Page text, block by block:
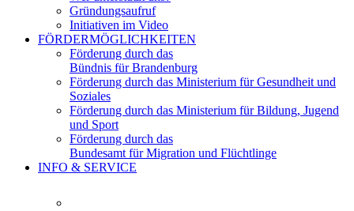
Gründungsaufruf
Initiativen im Video
FÖRDERMÖGLICHKEITEN
Förderung durch das
Bündnis für Brandenburg
Förderung durch das Ministerium für Gesundheit und
Soziales
Förderung durch das Ministerium für Bildung, Jugend
und Sport
Förderung durch das
Bundesamt für Migration und Flüchtlinge
INFO & SERVICE